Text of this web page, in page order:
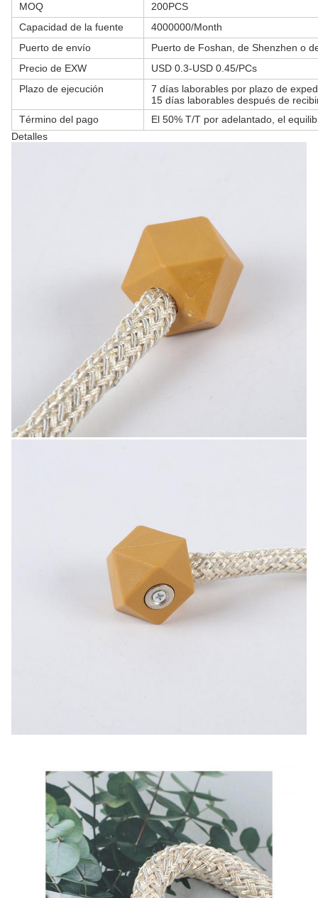
MOQ
200PCS
Capacidad de la fuente
4000000/Month
Puerto de envío
Puerto de Foshan, de Shenzhen o
Precio de EXW
USD 0.3-USD 0.45/PCs
Plazo de ejecución
7 días laborables por plazo de
15 días laborables después de
Término del pago
El 50% T/T por adelantado, el
Detalles